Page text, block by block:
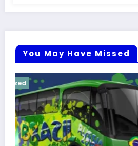
You May Have Missed
Uncategorized